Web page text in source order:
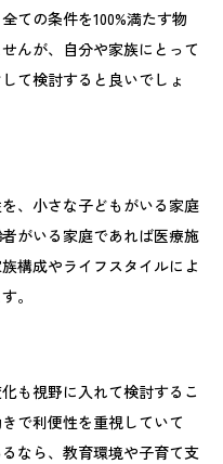
ての条件を100%満たす物
んが、自分や家族にとって
て検討すると良いでしょ
、小さな子どもがいる家庭
がいる家庭であれば医療施
構成やライフスタイルによ
。
も視野に入れて検討するこ
で利便性を重視していて
なら、教育環境や子育て支